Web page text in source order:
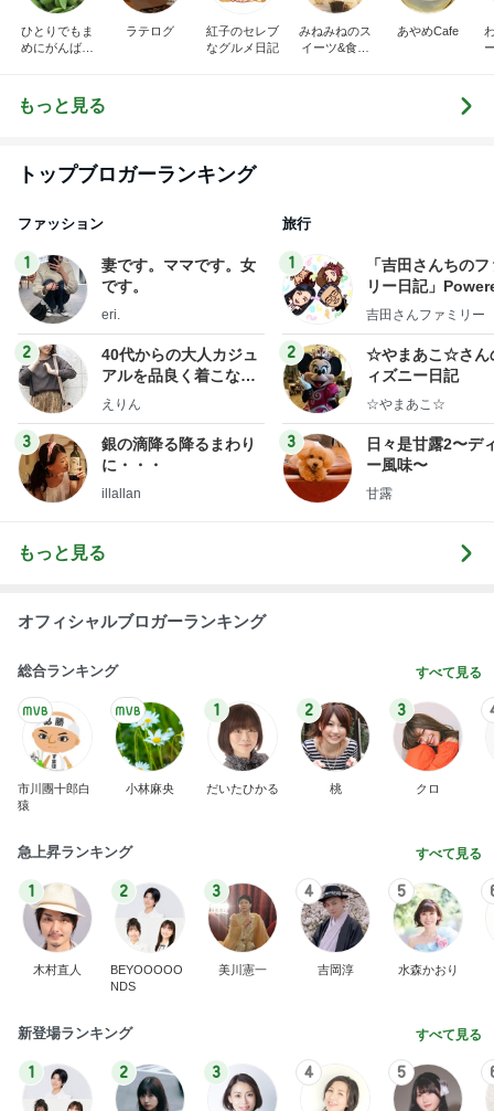
ひとりでもま
めにがんばる
ラテログ
紅子のセレブ
なグルメ日記
みねみねのス
イーツ&食パ
あやめCafe
もっと見る
トップブロガーランキング
ファッション
1
妻です。ママです。女
です。
eri.
2
40代からの大人カジュ
アルを品良く着こなす
ファッションブログ
えりん
3
銀の滴降る降るまわり
に・・・
illallan
旅行
1
「吉田さんちの
リー日記」
y Ameba 吉田さ
ログ
吉田さんファミリー
2
☆やまあこ☆さん
ィズニー日記
☆やまあこ☆
3
日々是甘露2〜デ
ー風味〜
甘露
もっと見る
オフィシャルブロガーランキング
総合ランキング すべて見る
市川團十郎白
猿
小林麻央
1
だいたひかる
2
桃
3
クロ
急上昇ランキング すべて見る
1
木村直人
2
BEYOOOOO
NDS
3
美川憲一
4
吉岡淳
5
水森かおり
新登場ランキング すべて見る
1 2 3 4 5